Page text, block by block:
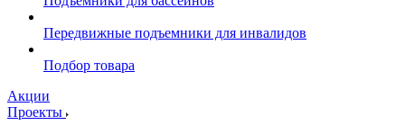
Передвижные подъемники для инвалидов
Подбор товара
Акции
Проекты